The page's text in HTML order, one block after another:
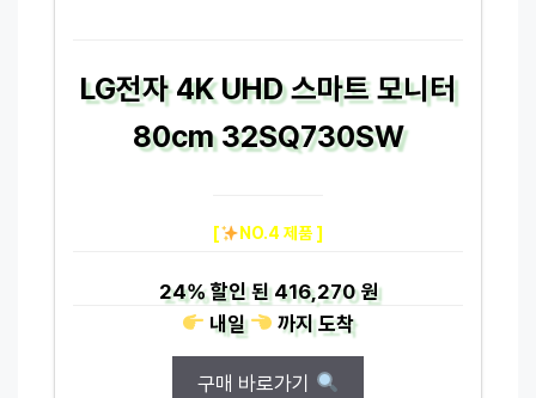
LG전자 4K UHD 스마트 모니터
80cm 32SQ730SW
[ NO.4 제품 ]
24%할인 된416,270 원
내일
까지도착
구매 바로가기